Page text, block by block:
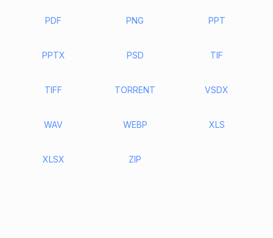
PDF PNG PPT
PPTX PSD TIF
TIFF TORRENT VSDX
WAV WEBP XLS
XLSX ZIP